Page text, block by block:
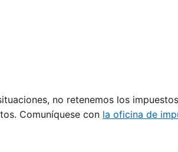
no retenemos los
Comuníquese con la oficina de